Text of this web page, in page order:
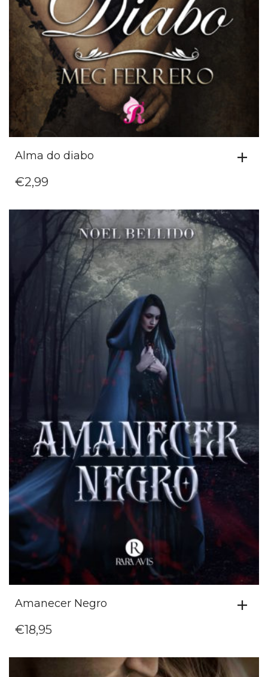
Alma do diabo
€2,99
Amanecer Negro
€18,95